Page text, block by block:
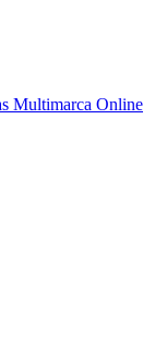
Multimarca Online